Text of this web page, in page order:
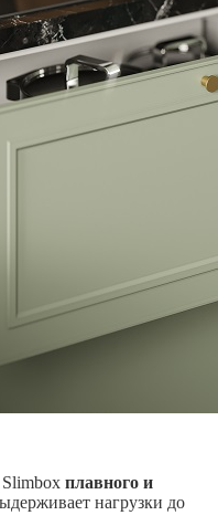
плавного и
нагрузки до